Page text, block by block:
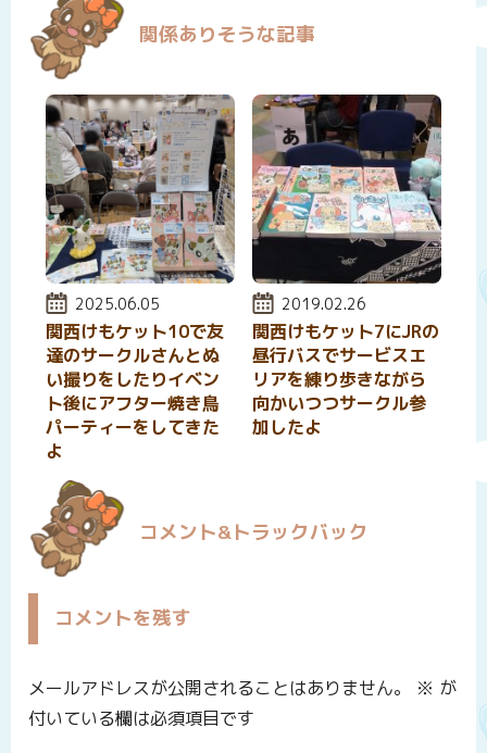
関係ありそうな記事
投稿日:
2025.06.05
関西けもケット10で友
達のサークルさんとぬ
い撮りをしたりイベン
ト後にアフター焼き鳥
パーティーをしてきた
よ
投稿日:
2019.02.26
関西けもケット7にJRの
昼行バスでサービスエ
リアを練り歩きながら
向かいつつサークル参
加したよ
コメント&トラックバック
コメントを残す
メールアドレスが公開されることはありません。 ※ が
付いている欄は必須項目です